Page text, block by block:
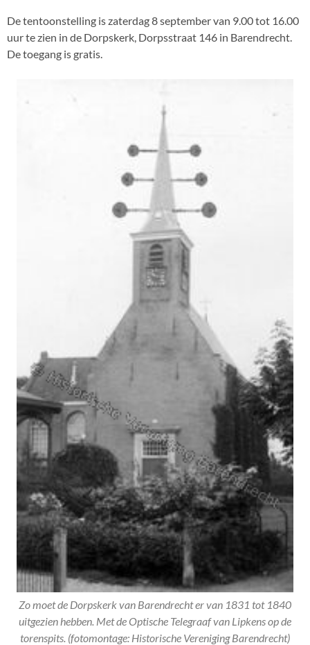
De tentoonstelling is zaterdag 8 september van 9.00 tot 16.00
uur te zien in de Dorpskerk, Dorpsstraat 146 in Barendrecht.
De toegang is gratis.
Zo moet de Dorpskerk van Barendrecht er van 1831 tot 1840
uitgezien hebben. Met de Optische Telegraaf van Lipkens op de
torenspits. (fotomontage: Historische Vereniging Barendrecht)